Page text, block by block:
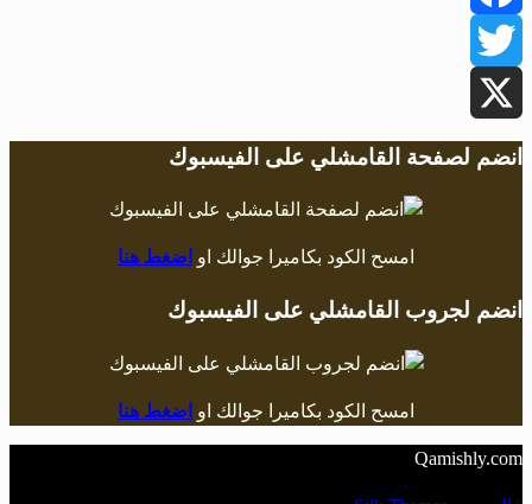
Facebook
Twitter
X
انضم لصفحة القامشلي على الفيسبوك
امسح الكود بكاميرا جوالك او اضغط هنا
انضم لجروب القامشلي على الفيسبوك
امسح الكود بكاميرا جوالك او اضغط هنا
Qamishly.com